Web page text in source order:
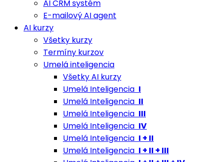
AI CRM systém
E-mailový AI agent
AI kurzy
Všetky kurzy
Termíny kurzov
Umelá inteligencia
Všetky AI kurzy
Umelá Inteligencia I
Umelá Inteligencia II
Umelá Inteligencia III
Umelá Inteligencia IV
Umelá Inteligencia I + II
Umelá Inteligencia I + II + III